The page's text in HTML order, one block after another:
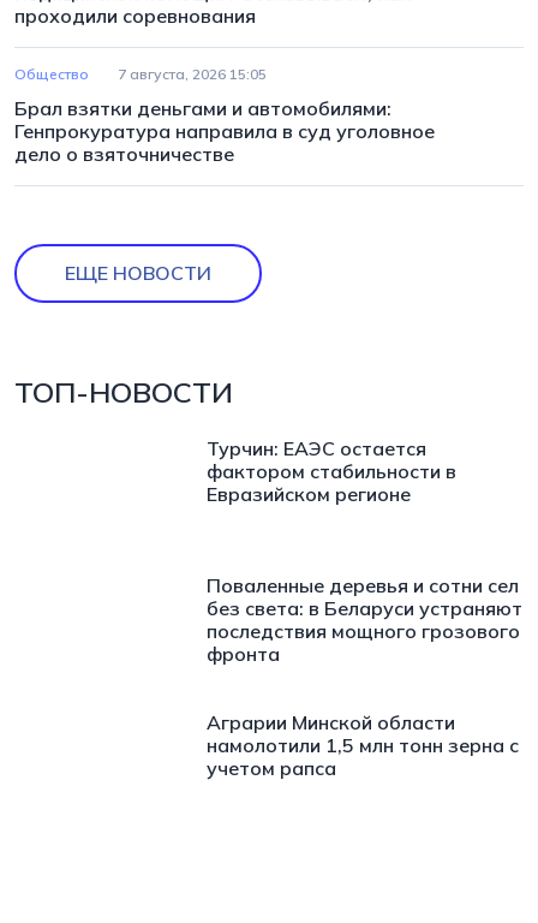
проходили соревнования
Общество 7 августа, 2026 15:05
Брал взятки деньгами и автомобилями:
Генпрокуратура направила в суд уголовное
дело о взяточничестве
ЕЩЕ НОВОСТИ
ТОП-НОВОСТИ
Турчин: ЕАЭС остается
фактором стабильности в
Евразийском регионе
Поваленные деревья и сотни сел
без света: в Беларуси устраняют
последствия мощного грозового
фронта
Аграрии Минской области
намолотили 1,5 млн тонн зерна с
учетом рапса